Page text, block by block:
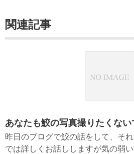
関連記事
あなたも鮫の写真撮りたくない
昨日のブログで鮫の話をして、そ
では詳しくお話ししますが気の弱